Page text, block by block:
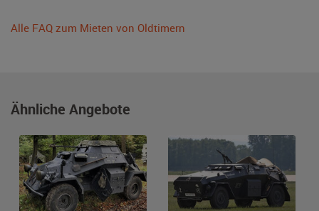
Alle FAQ zum Mieten von Oldtimern
Ähnliche Angebote